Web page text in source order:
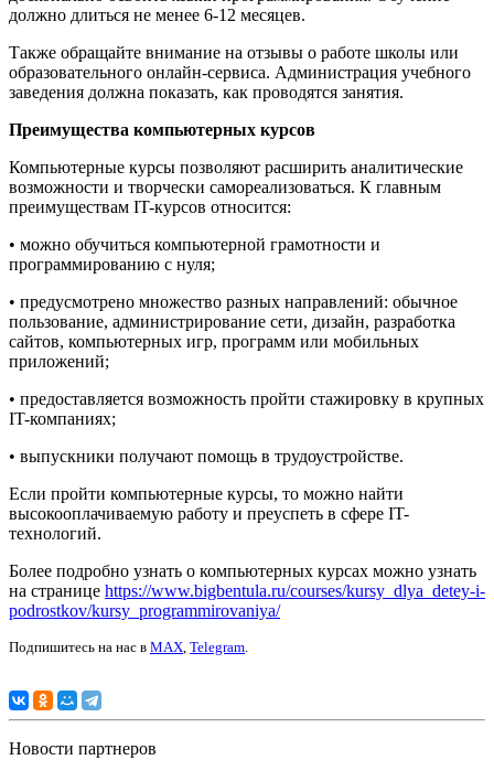
должно длиться не менее 6-12 месяцев.
Также обращайте внимание на отзывы о работе школы или
образовательного онлайн-сервиса. Администрация учебного
заведения должна показать, как проводятся занятия.
Преимущества компьютерных курсов
Компьютерные курсы позволяют расширить аналитические
возможности и творчески самореализоваться. К главным
преимуществам IT-курсов относится:
• можно обучиться компьютерной грамотности и
программированию с нуля;
• предусмотрено множество разных направлений: обычное
пользование, администрирование сети, дизайн, разработка
сайтов, компьютерных игр, программ или мобильных
приложений;
• предоставляется возможность пройти стажировку в крупных
IT-компаниях;
• выпускники получают помощь в трудоустройстве.
Если пройти компьютерные курсы, то можно найти
высокооплачиваемую работу и преуспеть в сфере IT-
технологий.
Более подробно узнать о компьютерных курсах можно узнать
на странице https://www.bigbentula.ru/courses/kursy_dlya_detey-i-
podrostkov/kursy_programmirovaniya/
Подпишитесь на нас в MAX, Telegram.
Новости партнеров